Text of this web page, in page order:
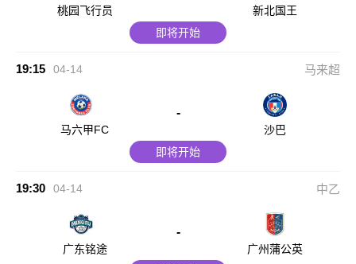
桃园飞行员
新北国王
即将开始
19:15 04-14 马来超
马六甲FC
-
沙巴
即将开始
19:30 04-14 中乙
广东铭途
-
广州蒲公英